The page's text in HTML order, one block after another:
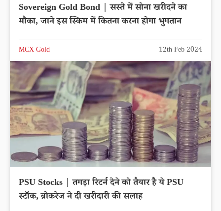
Sovereign Gold Bond | सस्ते में सोना खरीदने का
मौका, जाने इस स्किम में कितना करना होगा भुगतान
MCX Gold 12th Feb 2024
PSU Stocks | तगड़ा रिटर्न देने को तैयार है ये PSU
स्टॉक, ब्रोकरेज ने दी खरीदारी की सलाह